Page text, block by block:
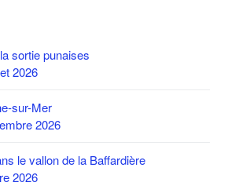
sortie punaises
2026
sur-Mer
2026
le vallon de la Baffardière
2026